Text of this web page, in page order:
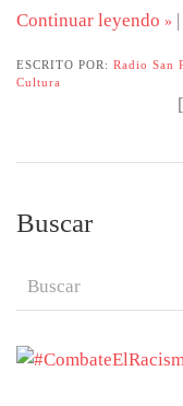
Continuar leyendo |
ESCRITO POR: Radio San
Cultura
[
Buscar